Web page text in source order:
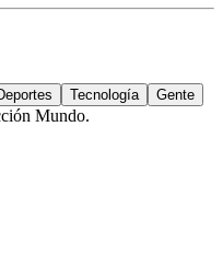
Tecnología Gente
Mundo.